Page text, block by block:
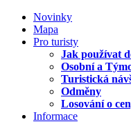
Novinky
Mapa
Pro turisty
Jak používat
Osobní a
Turistická
Odměny
Losování o
Informace